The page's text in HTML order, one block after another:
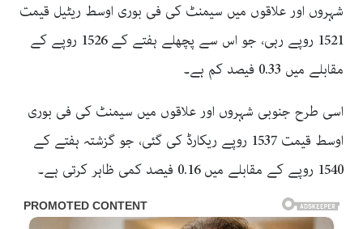
شہروں اور علاقوں میں سیمنٹ کی فی بوری اوسط ریٹیل قیمت
1521 روپے رہی، جو اس سے پچھلے ہفتے کے 1526 روپے کے
مقابلے میں 0.33 فیصد کم ہے۔
اسی طرح جنوبی شہروں اور علاقوں میں سیمنٹ کی فی بوری
اوسط قیمت 1537 روپے ریکارڈ کی گئی، جو گزشتہ ہفتے کے
1540 روپے کے مقابلے میں 0.16 فیصد کمی ظاہر کرتی ہے۔